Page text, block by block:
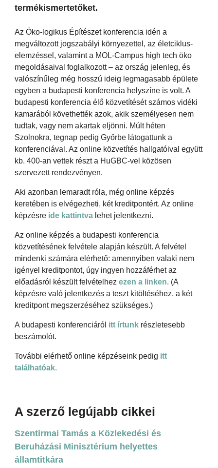
termékismertetőket.
Az Öko-logikus Építészet konferencia idén a
megváltozott jogszabályi környezettel, az életciklus-
elemzéssel, valamint a MOL-Campus high tech öko
megoldásaival foglalkozott – az ország jelenleg, és
valószínűleg még hosszú ideig legmagasabb épülete
egyben a budapesti konferencia helyszíne is volt. A
budapesti konferencia élő közvetítését számos vidéki
kamarából követhették azok, akik személyesen nem
tudtak, vagy nem akartak eljönni. Múlt héten
Szolnokra, tegnap pedig Győrbe látogattunk a
konferenciával. Az online közvetítés hallgatóival együtt
kb. 400-an vettek részt a HuGBC-vel közösen
szervezett rendezvényen.
Aki azonban lemaradt róla, még online képzés
keretében is elvégezheti, két kreditpontért. Az online
képzésre ide kattintva lehet jelentkezni.
Az online képzés a budapesti konferencia
közvetítésének felvétele alapján készült. A felvétel
mindenki számára elérhető: amennyiben valaki nem
igényel kreditpontot, úgy ingyen hozzáférhet az
előadásról készült felvételhez ezen a linken. (A
képzésre való jelentkezés a teszt kitöltéséhez, a két
kreditpont megszerzéséhez szükséges.)
A budapesti konferenciáról itt írtunk részletesebb
beszámolót.
További elérhető online képzéseink pedig itt
találhatóak.
A szerző legújabb cikkei
Szentirmai Tamás a Közlekedési és
Beruházási Minisztérium helyettes
államtitkára